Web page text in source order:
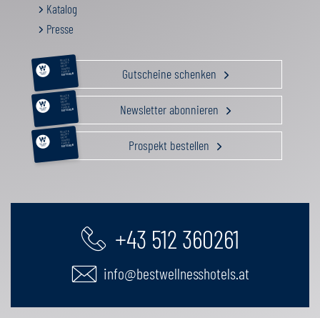
Katalog
Presse
RELAX &
BEAUTY
AKTIV
GENUSS
FAMILIE
GUTSCHEIN Gutscheine schenken
RELAX &
BEAUTY
AKTIV
GENUSS
FAMILIE
GUTSCHEIN Newsletter abonnieren
RELAX &
BEAUTY
AKTIV
GENUSS
FAMILIE
GUTSCHEIN Prospekt bestellen
+43 512 360261
info@bestwellnesshotels.at